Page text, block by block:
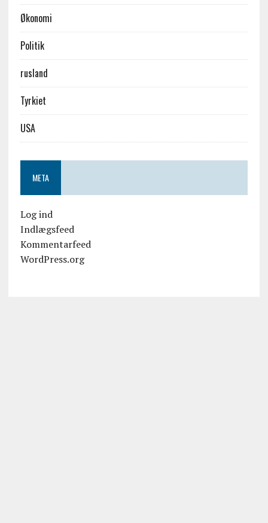
Økonomi
Politik
rusland
Tyrkiet
USA
META
Log ind
Indlægsfeed
Kommentarfeed
WordPress.org